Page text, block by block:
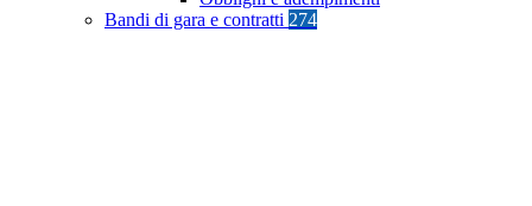
Bandi di gara e contratti 274